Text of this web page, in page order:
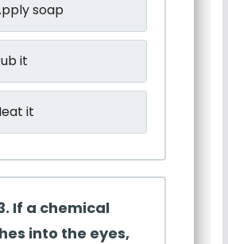
soap
it
it
If a chemical
into the eyes,